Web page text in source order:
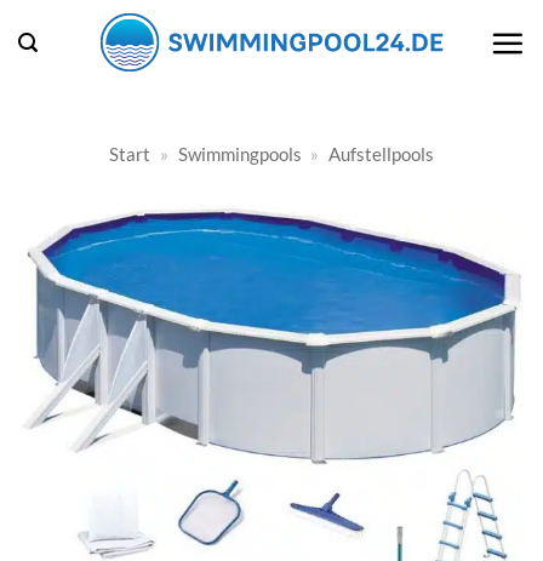
Inhalt
Start » Swimmingpools » Aufstellpools